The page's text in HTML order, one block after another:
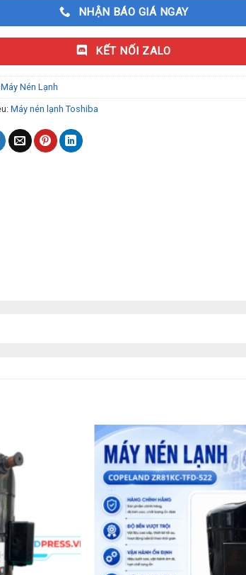
NHẬN BÁO GIÁ NGAY
KẾT NỐI ZALO
Máy Nén Lạnh
Máy nén lạnh Toshiba